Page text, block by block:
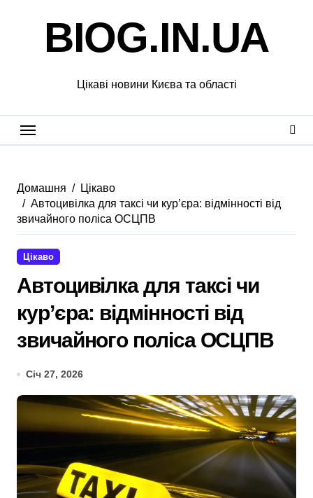
BIOG.IN.UA
Цікаві новини Києва та області
Домашня
Цікаво
Автоцивілка для таксі чи кур’єра: відмінності від
звичайного поліса ОСЦПВ
Цікаво
Автоцивілка для таксі чи
кур’єра: відмінності від
звичайного поліса ОСЦПВ
Січ 27, 2026